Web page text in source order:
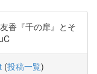
香『千の扉』とそ
(投稿一覧)